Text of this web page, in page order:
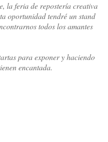
la feria de repostería creativa
oportunidad tendré un stand
todos los amantes
para exponer y haciendo
encantada.